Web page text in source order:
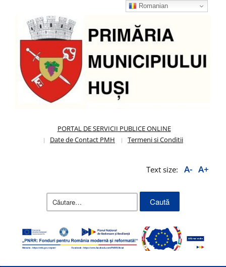
PORTAL DE SERVICII PUBLICE ONLINE
Date de Contact PMH
Termeni si Conditii
Text size: A- A+
Caută
Romanian